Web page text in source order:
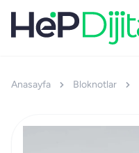
Anasayfa Bloknotlar